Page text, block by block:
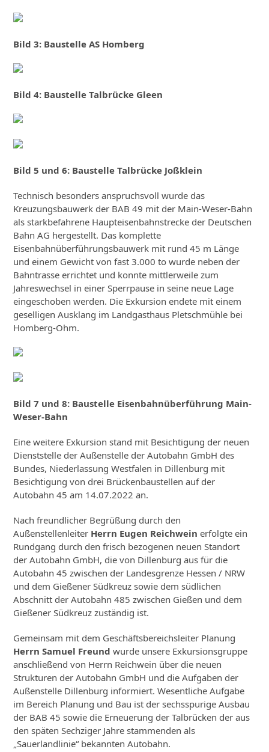
Bild 3: Baustelle AS Homberg
Bild 4: Baustelle Talbrücke Gleen
Bild 5 und 6: Baustelle Talbrücke Joßklein
Technisch besonders anspruchsvoll wurde das
Kreuzungsbauwerk der BAB 49 mit der Main-Weser-Bahn
als starkbefahrene Haupteisenbahnstrecke der Deutschen
Bahn AG hergestellt. Das komplette
Eisenbahnüberführungsbauwerk mit rund 45 m Länge
und einem Gewicht von fast 3.000 to wurde neben der
Bahntrasse errichtet und konnte mittlerweile zum
Jahreswechsel in einer Sperrpause in seine neue Lage
eingeschoben werden. Die Exkursion endete mit einem
geselligen Ausklang im Landgasthaus Pletschmühle bei
Homberg-Ohm.
Bild 7 und 8: Baustelle Eisenbahnüberführung Main-
Weser-Bahn
Eine weitere Exkursion stand mit Besichtigung der neuen
Dienststelle der Außenstelle der Autobahn GmbH des
Bundes, Niederlassung Westfalen in Dillenburg mit
Besichtigung von drei Brückenbaustellen auf der
Autobahn 45 am 14.07.2022 an.
Nach freundlicher Begrüßung durch den
Außenstellenleiter Herrn Eugen Reichwein erfolgte ein
Rundgang durch den frisch bezogenen neuen Standort
der Autobahn GmbH, die von Dillenburg aus für die
Autobahn 45 zwischen der Landesgrenze Hessen / NRW
und dem Gießener Südkreuz sowie dem südlichen
Abschnitt der Autobahn 485 zwischen Gießen und dem
Gießener Südkreuz zuständig ist.
Gemeinsam mit dem Geschäftsbereichsleiter Planung
Herrn Samuel Freund wurde unsere Exkursionsgruppe
anschließend von Herrn Reichwein über die neuen
Strukturen der Autobahn GmbH und die Aufgaben der
Außenstelle Dillenburg informiert. Wesentliche Aufgabe
im Bereich Planung und Bau ist der sechsspurige Ausbau
der BAB 45 sowie die Erneuerung der Talbrücken der aus
den späten Sechziger Jahre stammenden als
„Sauerlandlinie“ bekannten Autobahn.